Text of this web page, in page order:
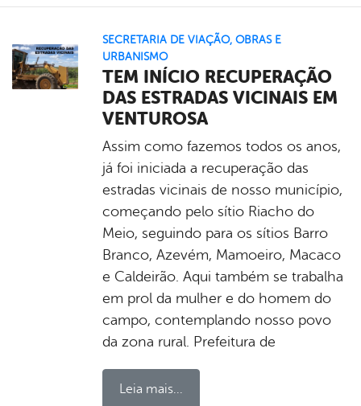
SECRETARIA DE VIAÇÃO, OBRAS E
URBANISMO
TEM INÍCIO RECUPERAÇÃO
DAS ESTRADAS VICINAIS EM
VENTUROSA
Assim como fazemos todos os anos,
já foi iniciada a recuperação das
estradas vicinais de nosso município,
começando pelo sítio Riacho do
Meio, seguindo para os sítios Barro
Branco, Azevém, Mamoeiro, Macaco
e Caldeirão. Aqui também se trabalha
em prol da mulher e do homem do
campo, contemplando nosso povo
da zona rural. Prefeitura de
Leia mais...